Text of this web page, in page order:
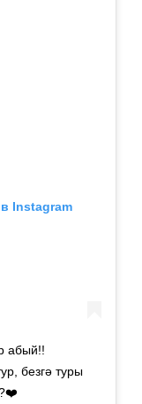
Instagram
абый!!
безгә туры